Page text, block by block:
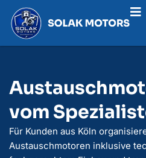
vom
Für Kunden aus Köln
Austauschmotoren inklusive